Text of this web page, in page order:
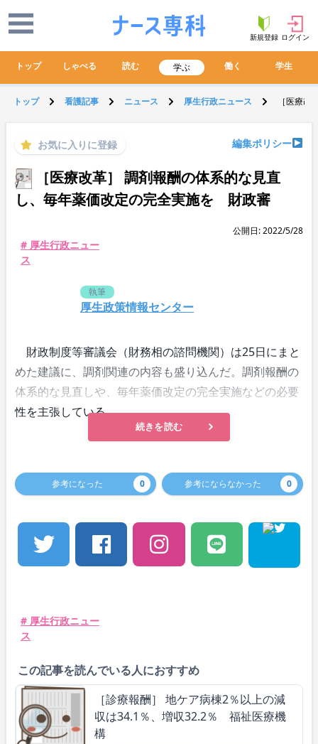
新規登録 ログイン
トップ しゃべる 読む 学ぶ 働く 学生
トップ 看護記事 ニュース 厚生行政ニュース ［医療
お気に入りに登録 編集ポリシー
［医療改革］ 調剤報酬の体系的な見直
し、毎年薬価改定の完全実施を 財政審
公開日: 2022/5/28
# 厚生行政ニュー
ス
執筆
厚生政策情報センター
財政制度等審議会（財務相の諮問機関）は25日にまと
めた建議に、調剤関連の内容も盛り込んだ。調剤報酬の
体系的な見直しや、毎年薬価改定の完全実施などの必要
性を主張している。
続きを読む
参考になった 0 参考にならなかった 0
# 厚生行政ニュー
ス
この記事を読んでいる人におすすめ
［診療報酬］ 地ケア病棟2％以上の減
収は34.1％、増収32.2％ 福祉医療機
構